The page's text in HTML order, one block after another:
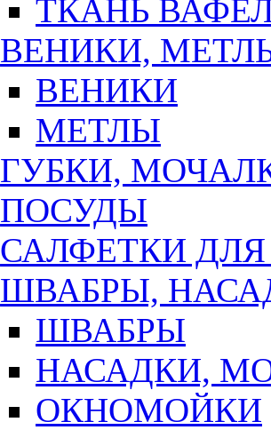
ТКАНЬ
ВЕНИКИ,
ВЕНИКИ
МЕТЛЫ
ГУБКИ,
ПОСУДЫ
САЛФЕТКИ
ШВАБРЫ,
ШВАБРЫ
НАСАДКИ,
ОКНОМОЙКИ